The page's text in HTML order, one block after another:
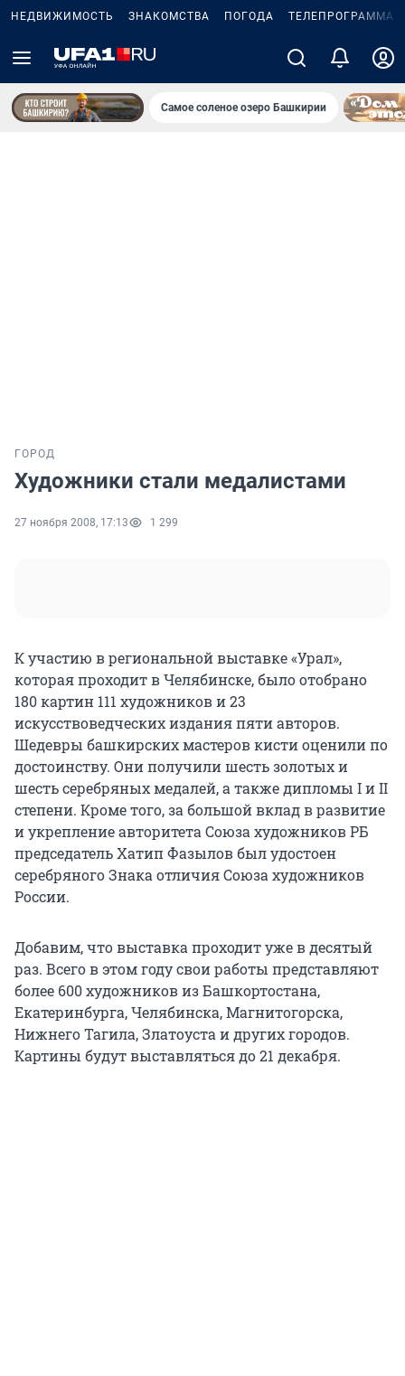
НЕДВИЖИМОСТЬ ЗНАКОМСТВА ПОГОДА ТЕЛЕПРОГРАММА
Самое соленое озеро Башкирии
ГОРОД
Художники стали медалистами
27 ноября 2008, 17:13 1 299
К участию в региональной выставке «Урал»,
которая проходит в Челябинске, было отобрано
180 картин 111 художников и 23
искусствоведческих издания пяти авторов.
Шедевры башкирских мастеров кисти оценили по
достоинству. Они получили шесть золотых и
шесть серебряных медалей, а также дипломы I и II
степени. Кроме того, за большой вклад в развитие
и укрепление авторитета Союза художников РБ
председатель Хатип Фазылов был удостоен
серебряного Знака отличия Союза художников
России.
Добавим, что выставка проходит уже в десятый
раз. Всего в этом году свои работы представляют
более 600 художников из Башкортостана,
Екатеринбурга, Челябинска, Магнитогорска,
Нижнего Тагила, Златоуста и других городов.
Картины будут выставляться до 21 декабря.